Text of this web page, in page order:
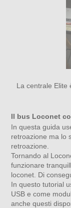
La centrale Elite
Il bus Loconet
In questa guida
retroazione ma lo
retroazione.
Tornando al
funzionare
loconet. Di
In questo tutorial
USB e come
anche questi